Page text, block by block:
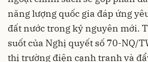
năng lượng quốc gia đáp ứng
đất nước trong kỷ nguyên mới.
suốt của Nghị quyết số 70-NQ/
thị trường điện cạnh tranh và